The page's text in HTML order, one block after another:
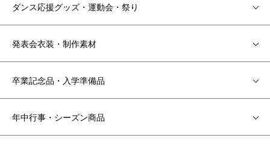
ダンス応援グッズ・運動会・祭り
発表会衣装・制作素材
卒業記念品・入学準備品
年中行事・シーズン商品